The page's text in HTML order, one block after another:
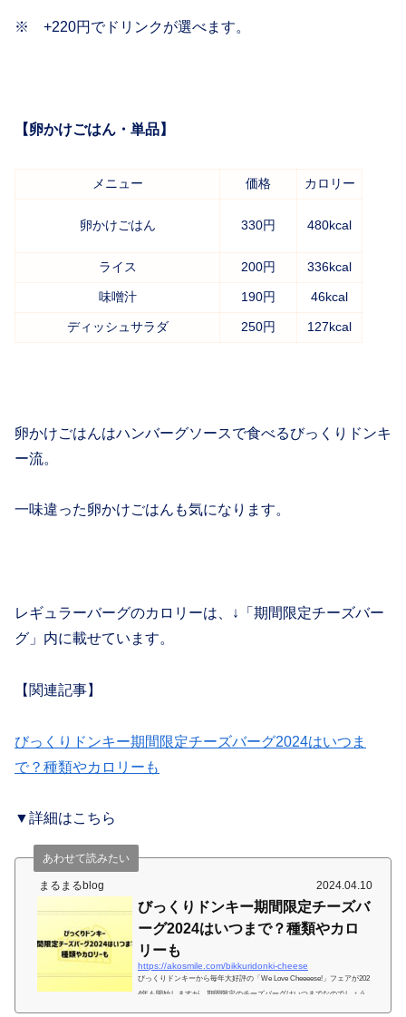
※ +220円でドリンクが選べます。
【卵かけごはん・単品】
メニュー 価格 カロリー
卵かけごはん 330円 480kcal
ライス 200円 336kcal
味噌汁 190円 46kcal
ディッシュサラダ 250円 127kcal
卵かけごはんはハンバーグソースで食べるびっくりドンキ
ー流。
一味違った卵かけごはんも気になります。
レギュラーバーグのカロリーは、↓「期間限定チーズバー
グ」内に載せています。
【関連記事】
びっくりドンキー期間限定チーズバーグ2024はいつま
で？種類やカロリーも
▼詳細はこちら
まるまるblog
あわせて読みたい
2024.04.10
びっくりドンキー期間限定チーズバ
ーグ2024はいつまで？種類やカロ
リーも
https://akosmile.com/bikkuridonki-cheese
びっくりドンキーから毎年大好評の「We Love Cheeeese!」フェアが202
4年も開始しますが、期間限定のチーズバーグはいつまでなのでしょう